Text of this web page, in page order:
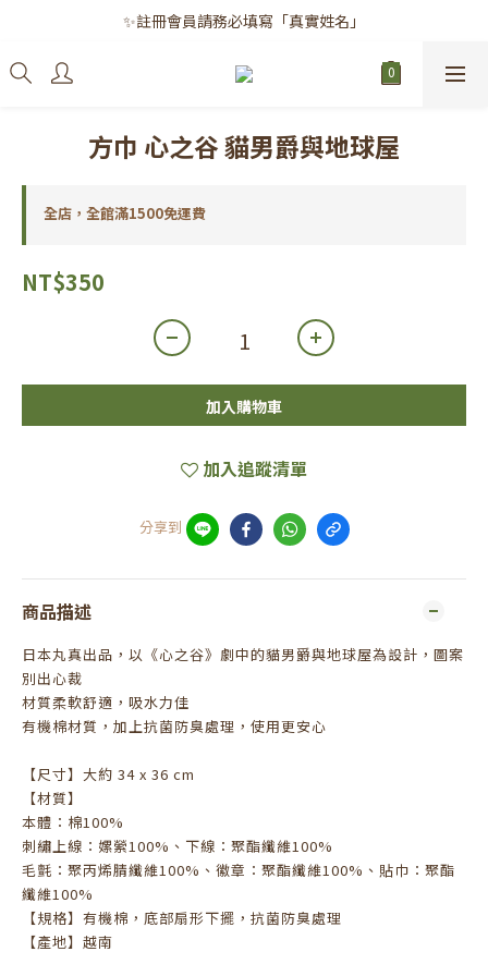
✨註冊會員請務必填寫「真實姓名」
✨註冊會員請務必填寫「真實姓名」
｜每月8日｜會員滿千免運日
方巾 心之谷 貓男爵與地球屋
全店，全館滿1500免運費
NT$350
加入購物車
加入追蹤清單
分享到
商品描述
日本丸真出品，以《心之谷》劇中的貓男爵與地球屋為設計，圖案
別出心裁
材質柔軟舒適，吸水力佳
有機棉材質，加上抗菌防臭處理，使用更安心
【尺寸】大約 34 x 36 cm
【材質】
本體：棉100%
刺繡上線：嫘縈100%、下線：聚酯纖維100%
毛氈：聚丙烯腈纖維100%、徽章：聚酯纖維100%、貼巾：聚酯
纖維100%
【規格】有機棉，底部扇形下擺，抗菌防臭處理
【產地】越南